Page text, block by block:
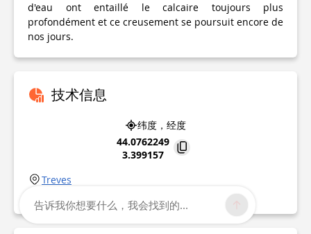
d'eau ont entaillé le calcaire toujours plus
profondément et ce creusement se poursuit encore de
nos jours.
技术信息
纬度，经度
44.0762249
3.399157
Treves
告诉我你想要什么，我会找到的...